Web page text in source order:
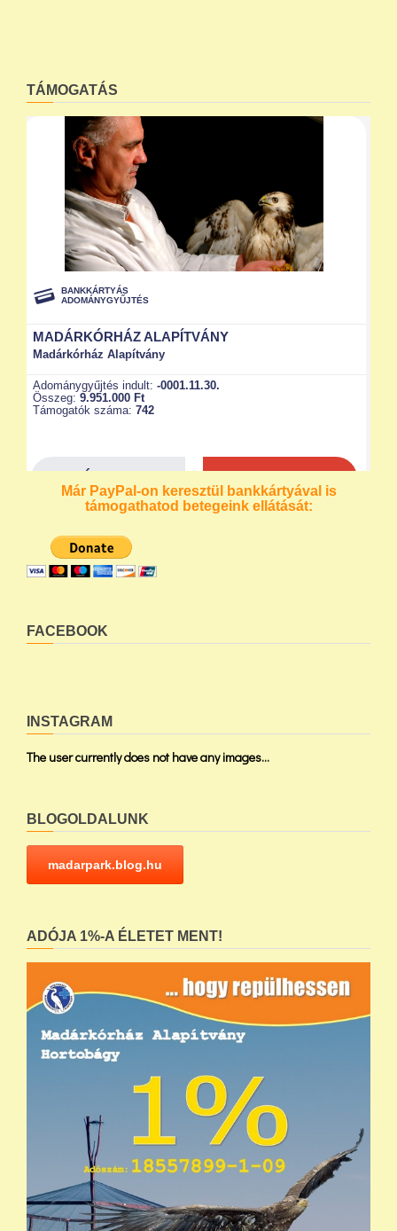
TÁMOGATÁS
Már PayPal-on keresztül bankkártyával is
támogathatod betegeink ellátását:
FACEBOOK
INSTAGRAM
The user currently does not have any images...
BLOGOLDALUNK
madarpark.blog.hu
ADÓJA 1%-A ÉLETET MENT!